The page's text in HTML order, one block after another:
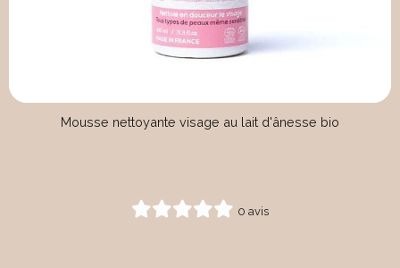
Mousse nettoyante visage au lait d'ânesse bio
0 avis